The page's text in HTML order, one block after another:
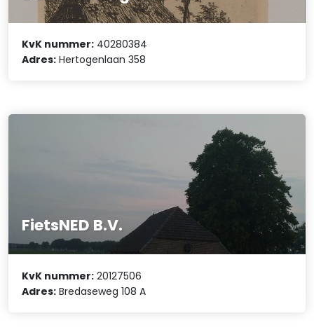
KvK nummer: 40280384
Adres: Hertogenlaan 358
FietsNED B.V.
KvK nummer: 20127506
Adres: Bredaseweg 108 A